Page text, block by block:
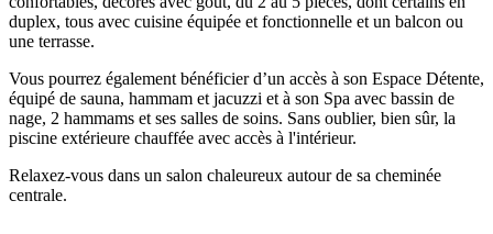
duplex, tous avec cuisine équipée et fonctionnelle et un balcon ou
une terrasse.
Vous pourrez également bénéficier d’un accès à son Espace Détente,
équipé de sauna, hammam et jacuzzi et à son Spa avec bassin de
nage, 2 hammams et ses salles de soins. Sans oublier, bien sûr, la
piscine extérieure chauffée avec accès à l'intérieur.
Relaxez-vous dans un salon chaleureux autour de sa cheminée
centrale.